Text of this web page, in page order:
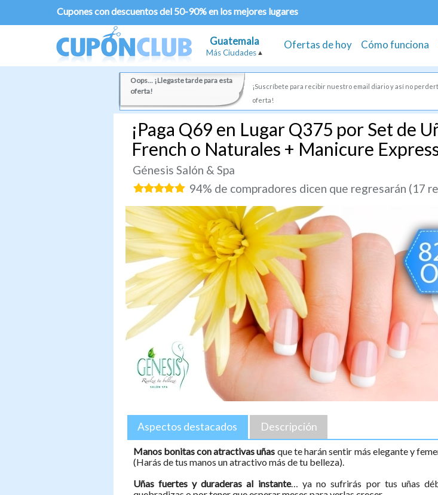
Cupones con descuentos del 50-90% en los mejores lugares
Guatemala
Más Ciudades
Ofertas de hoy Cómo funciona
Oops... ¡Llegaste tarde para esta
oferta!
¡Suscríbete para recibir nuestro email diario y así no
oferta!
¡Paga Q69 en Lugar Q375 por Set de
French o Naturales + Manicure
Génesis Salón & Spa
94% de compradores dicen que regresarán (17
Aspectos destacados Descripción
Manos bonitas con atractivas uñas que te harán sentir más elegante y
(Harás de tus manos un atractivo más de tu belleza).
Uñas fuertes y duraderas al instante… ya no sufrirás por tus uñas